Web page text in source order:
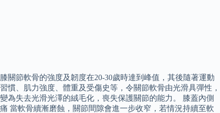
膝關節軟骨的強度及韌度在20-30歲時達到峰值，其後隨著運動
習慣、肌力強度、體重及受傷史等，令關節軟骨由光滑具彈性，
變為失去光滑光澤的絨毛化，喪失保護關節的能力。 膝蓋內側
痛 當軟骨續漸磨蝕，關節間隙會進一步收窄，若情況持續至軟